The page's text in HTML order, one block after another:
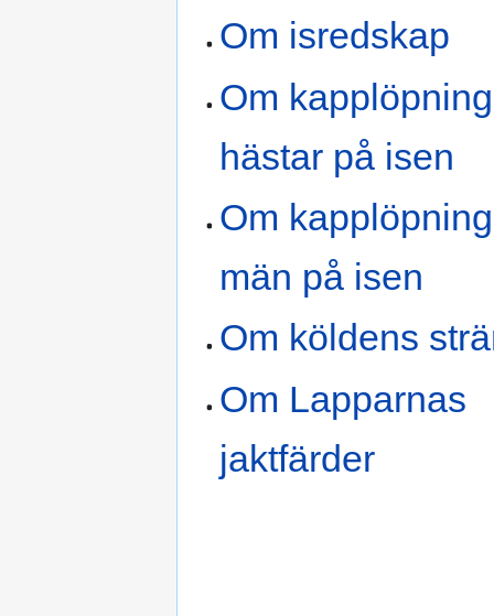
Om isredskap
Om
hästar på isen
Om
män på isen
Om köldens
Om Lapparnas
jaktfärder